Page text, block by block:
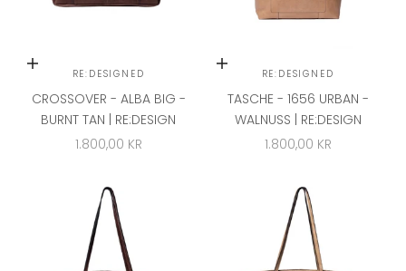
In den Warenkorb
RE:DESIGNED
CROSSOVER - ALBA BIG -
BURNT TAN | RE:DESIGN
ANGEBOT
1.800,00 KR
In den Warenkorb
RE:DESIGNED
TASCHE - 1656 URBAN -
WALNUSS | RE:DESIGN
ANGEBOT
1.800,00 KR